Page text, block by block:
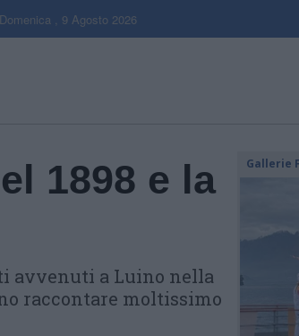
Domenica , 9 Agosto 2026
1898 e la
avvenuti a Luino nella
raccontare moltissimo
Gallerie